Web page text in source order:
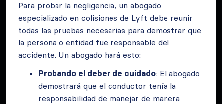
Para probar la negligencia, un abogado
especializado en colisiones de Lyft debe reunir
todas las pruebas necesarias para demostrar que
la persona o entidad fue responsable del
accidente. Un abogado hará esto:
Probando el deber de cuidado: El abogado
demostrará que el conductor tenía la
responsabilidad de manejar de manera